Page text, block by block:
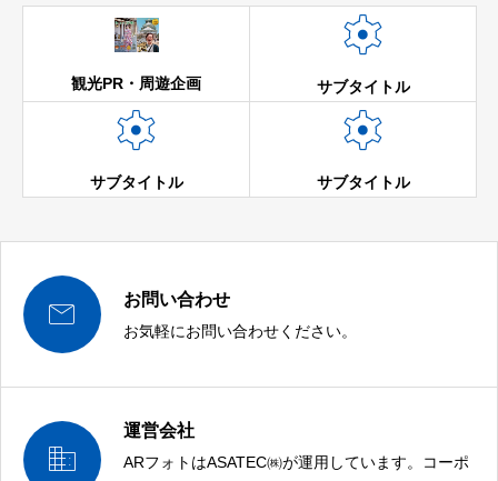
観光PR・周遊企画

サブタイトル

サブタイトル

サブタイトル
 お問い合わせ
お気軽にお問い合わせください。

運営会社
ARフォトはASATEC㈱が運用しています。コーポ
AR,VR,MRの企画提案は、運営元ASATECにお任せください！